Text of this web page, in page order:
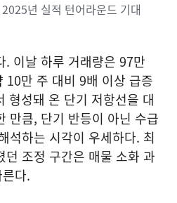
년 실적 턴어라운드 기대
. 이날 하루 거래량은 97만
10만 주 대비 9배 이상 급증
형성돼 온 단기 저항선을 대
만큼, 단기 반등이 아닌 수급
석하는 시각이 우세하다. 최
던 조정 구간은 매물 소화 과
다.